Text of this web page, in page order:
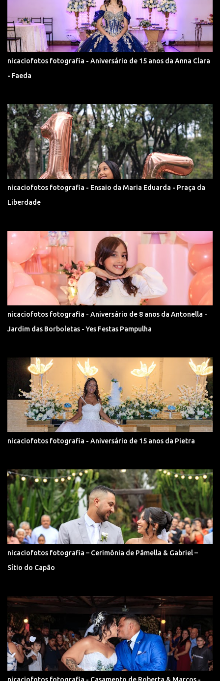
nicaciofotos fotografia - Aniversário de 15 anos da Anna Clara
- Faeda
nicaciofotos fotografia - Ensaio da Maria Eduarda - Praça da
Liberdade
nicaciofotos fotografia - Aniversário de 8 anos da Antonella -
Jardim das Borboletas - Yes Festas Pampulha
nicaciofotos fotografia - Aniversário de 15 anos da Pietra
nicaciofotos fotografia – Cerimônia de Pâmella & Gabriel –
Sítio do Capão